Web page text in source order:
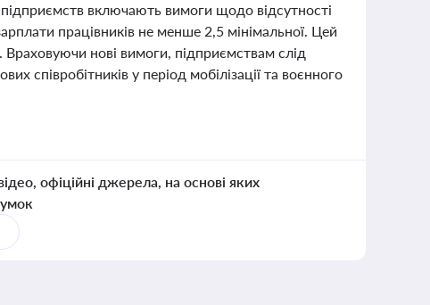
включають вимоги щодо відсутності
працівників не менше 2,5 мінімальної. Цей
Враховуючи нові вимоги, підприємствам слід
співробітників у період мобілізації та воєнного
офіційні джерела, на основі яких